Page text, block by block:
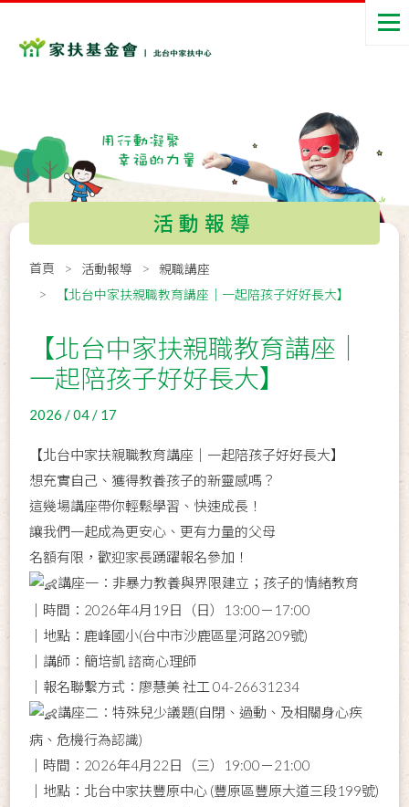
活動報導
首頁 活動報導
親職講座
【北台中家扶親職教育講座｜一起陪孩子好好長大】
【北台中家扶親職教育講座｜
一起陪孩子好好長大】
2026 / 04 / 17
【北台中家扶親職教育講座｜一起陪孩子好好長大】
想充實自己、獲得教養孩子的新靈感嗎？
這幾場講座帶你輕鬆學習、快速成長！
讓我們一起成為更安心、更有力量的父母
名額有限，歡迎家長踴躍報名參加！
講座一：非暴力教養與界限建立；孩子的情緒教育
｜時間：2026年4月19日（日）13:00－17:00
｜地點：鹿峰國小(台中市沙鹿區星河路209號)
｜講師：簡培凱 諮商心理師
｜報名聯繫方式：廖慧美 社工 04-26631234
講座二：特殊兒少議題(自閉、過動、及相關身心疾
病、危機行為認識)
｜時間：2026年4月22日（三）19:00－21:00
｜地點：北台中家扶豐原中心 (豐原區豐原大道三段199號)